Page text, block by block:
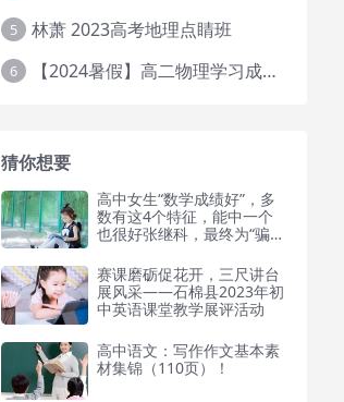
5 林萧 2023高考地理点睛班
6 【2024暑假】高二物理学习成长与规划系统1期
猜你想要
高中女生“数学成绩好”，多
数有这4个特征，能中一个
也很好张继科，最终为“骗财
赛课磨砺促花开，三尺讲台
展风采——石棉县2023年初
中英语课堂教学展评活动
高中语文：写作作文基本素
材集锦（110页）！